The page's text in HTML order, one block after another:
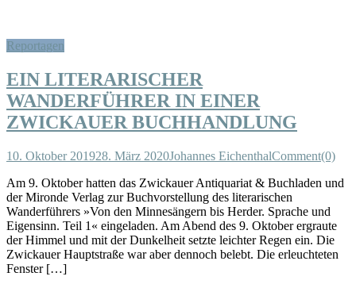
Reportagen
EIN LITERARISCHER
WANDERFÜHRER IN EINER
ZWICKAUER BUCHHANDLUNG
10. Oktober 201928. März 2020Johannes EichenthalComment(0)
Am 9. Oktober hatten das Zwickauer Antiquariat & Buchladen und
der Mironde Verlag zur Buchvorstellung des literarischen
Wanderführers »Von den Minnesängern bis Herder. Sprache und
Eigensinn. Teil 1« eingeladen. Am Abend des 9. Oktober ergraute
der Himmel und mit der Dunkelheit setzte leichter Regen ein. Die
Zwickauer Hauptstraße war aber dennoch belebt. Die erleuchteten
Fenster […]